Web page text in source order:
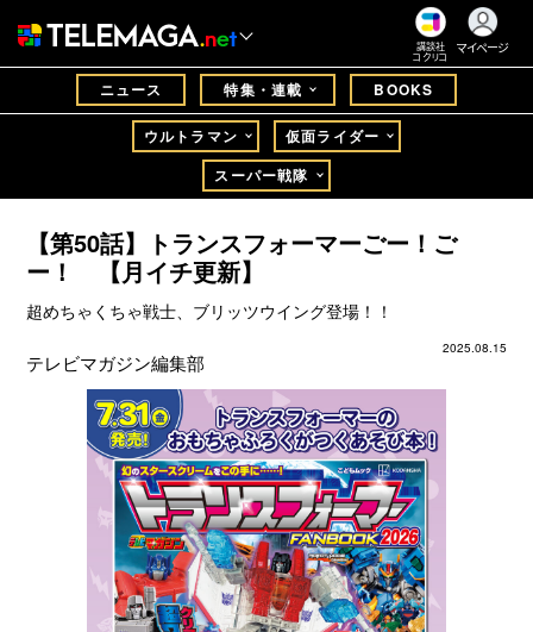
講談社
コクリコ
マイページ
ニュース 特集・連載 BOOKS
ウルトラマン
仮面ライダー
スーパー戦隊
【第50話】トランスフォーマーごー！ご
ー！ 【月イチ更新】
超めちゃくちゃ戦士、ブリッツウイング登場！！
2025.08.15
テレビマガジン編集部